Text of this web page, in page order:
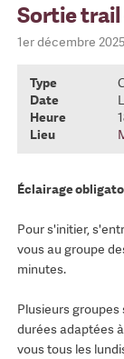
Sortie trail
1er décembre 2025
Type
Date
Heure
Lieu
Éclairage
Pour s'initier,
vous au groupe
minutes.
Plusieurs
durées adaptées
vous tous les